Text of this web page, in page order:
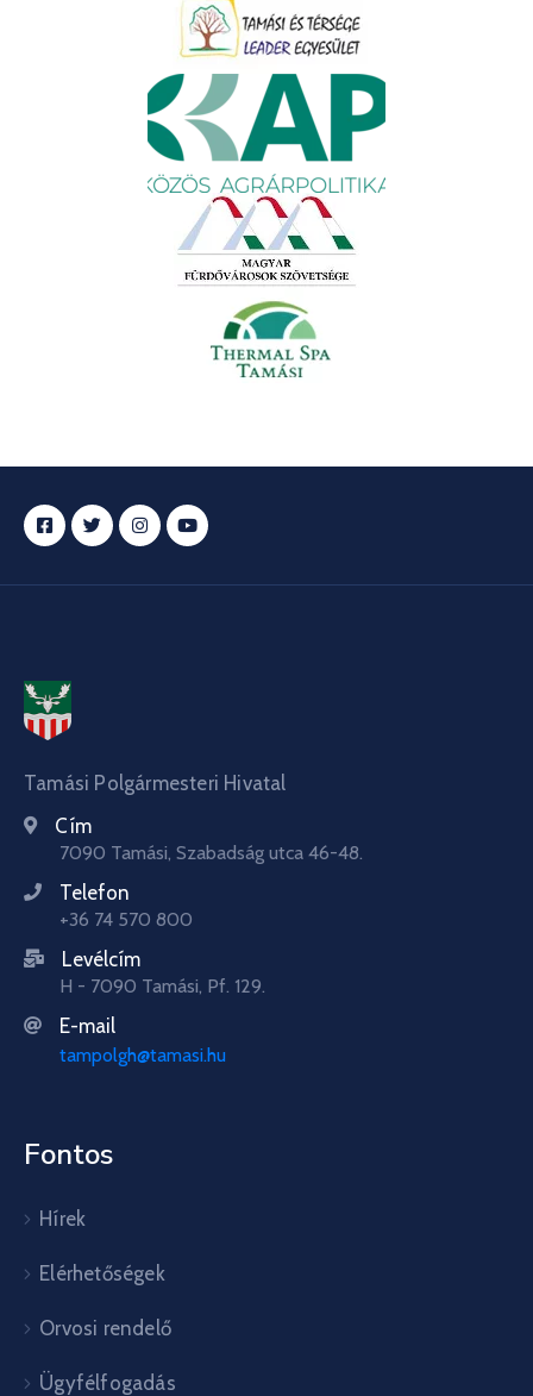
Tamási Polgármesteri Hivatal
Cím
7090 Tamási, Szabadság utca 46-48.
Telefon
+36 74 570 800
Levélcím
H - 7090 Tamási, Pf. 129.
E-mail
tampolgh@tamasi.hu
Fontos
Hírek
Elérhetőségek
Orvosi rendelő
Ügyfélfogadás